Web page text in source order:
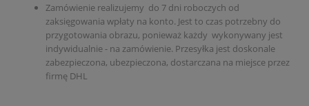
Zamówienie realizujemy do 7 dni roboczych od
zaksięgowania wpłaty na konto. Jest to czas potrzebny do
przygotowania obrazu, ponieważ każdy wykonywany jest
indywidualnie - na zamówienie. Przesyłka jest doskonale
zabezpieczona, ubezpieczona, dostarczana na miejsce przez
firmę DHL